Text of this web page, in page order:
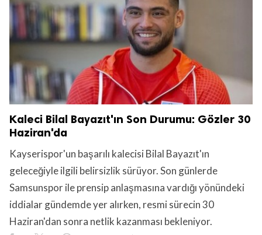
Kaleci Bilal Bayazıt'ın Son Durumu: Gözler 30
Haziran'da
Kayserispor'un başarılı kalecisi Bilal Bayazıt'ın
geleceğiyle ilgili belirsizlik sürüyor. Son günlerde
Samsunspor ile prensip anlaşmasına vardığı yönündeki
iddialar gündemde yer alırken, resmi sürecin 30
Haziran'dan sonra netlik kazanması bekleniyor.